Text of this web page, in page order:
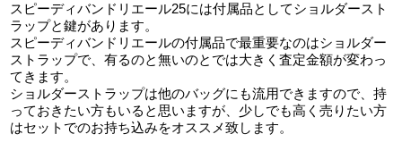
スピーディバンドリエール25には付属品としてショルダースト
ラップと鍵があります。
スピーディバンドリエールの付属品で最重要なのはショルダー
ストラップで、有るのと無いのとでは大きく査定金額が変わっ
てきます。
ショルダーストラップは他のバッグにも流用できますので、持
っておきたい方もいると思いますが、少しでも高く売りたい方
はセットでのお持ち込みをオススメ致します。